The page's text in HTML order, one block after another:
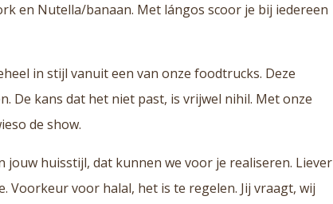
en Nutella/banaan. Met lángos scoor je bij iedereen
in stijl vanuit een van onze foodtrucks. Deze
De kans dat het niet past, is vrijwel nihil. Met onze
de show.
jouw huisstijl, dat kunnen we voor je realiseren. Liever
Voorkeur voor halal, het is te regelen. Jij vraagt, wij